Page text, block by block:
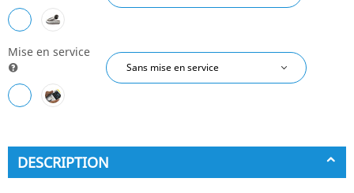
Mise en service
DESCRIPTION